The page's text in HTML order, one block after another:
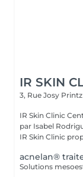
IR SKIN
3, Rue Josy Printz
IR Skin Clinic Centre d'esthétique avancée & intégrative Fondé
par Isabel
IR Skin Clinic
acnelan®